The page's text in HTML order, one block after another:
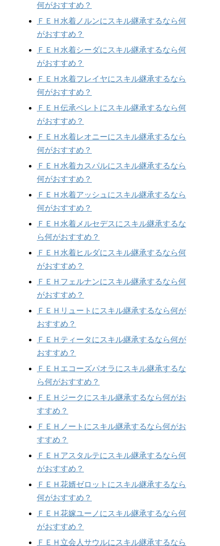
何がおすすめ？
ＦＥＨ水着ノルンにスキル継承するなら何
がおすすめ？
ＦＥＨ水着シーダにスキル継承するなら何
がおすすめ？
ＦＥＨ水着フレイヤにスキル継承するなら
何がおすすめ？
ＦＥＨ伝承ベレトにスキル継承するなら何
がおすすめ？
ＦＥＨ水着レオニーにスキル継承するなら
何がおすすめ？
ＦＥＨ水着カスパルにスキル継承するなら
何がおすすめ？
ＦＥＨ水着アッシュにスキル継承するなら
何がおすすめ？
ＦＥＨ水着メルセデスにスキル継承するな
ら何がおすすめ？
ＦＥＨ水着ヒルダにスキル継承するなら何
がおすすめ？
ＦＥＨフェルナンにスキル継承するなら何
がおすすめ？
ＦＥＨリュートにスキル継承するなら何が
おすすめ？
ＦＥＨティータにスキル継承するなら何が
おすすめ？
ＦＥＨエコーズパオラにスキル継承するな
ら何がおすすめ？
ＦＥＨジークにスキル継承するなら何がお
すすめ？
ＦＥＨノートにスキル継承するなら何がお
すすめ？
ＦＥＨアスタルテにスキル継承するなら何
がおすすめ？
ＦＥＨ花婿ゼロットにスキル継承するなら
何がおすすめ？
ＦＥＨ花嫁ユーノにスキル継承するなら何
がおすすめ？
ＦＥＨ立会人サウルにスキル継承するなら